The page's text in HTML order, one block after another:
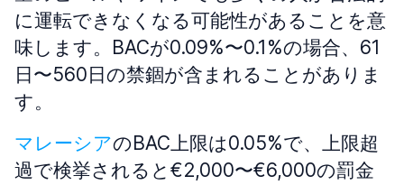
に運転できなくなる可能性があることを意
味します。BACが0.09%〜0.1%の場合、61
日〜560日の禁錮が含まれることがありま
す。
マレーシアのBAC上限は0.05%で、上限超
過で検挙されると€2,000〜€6,000の罰金